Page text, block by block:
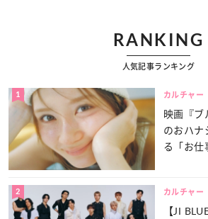
RANKING
人気記事ランキング
1 カルチャー
映画『ブ
のおハ
る「お仕
2 カルチャー
【JI